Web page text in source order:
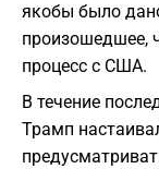
якобы было
произошедшее,
процесс с США.
В течение
Трамп